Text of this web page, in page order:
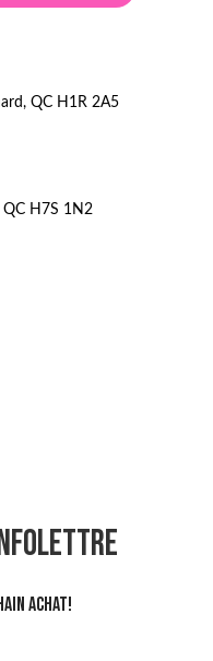
QC H1R 2A5
H7S 1N2
achat!